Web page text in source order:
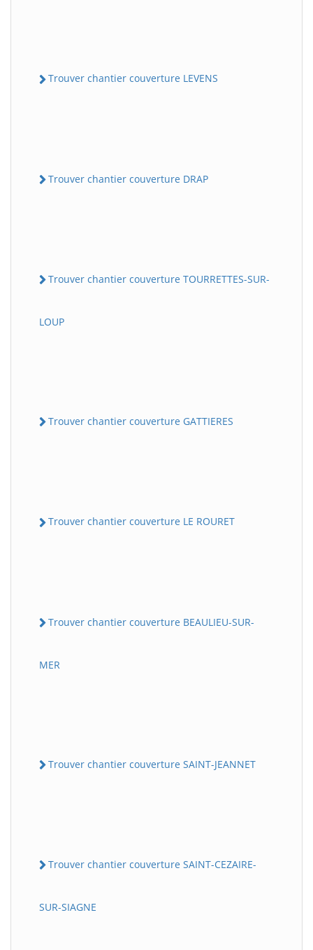
Trouver chantier couverture LEVENS
Trouver chantier couverture DRAP
Trouver chantier couverture TOURRETTES-SUR-
LOUP
Trouver chantier couverture GATTIERES
Trouver chantier couverture LE ROURET
Trouver chantier couverture BEAULIEU-SUR-
MER
Trouver chantier couverture SAINT-JEANNET
Trouver chantier couverture SAINT-CEZAIRE-
SUR-SIAGNE